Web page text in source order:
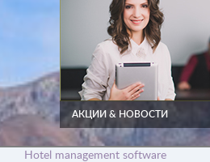
АКЦИИ & НОВОСТИ
Hotel management software